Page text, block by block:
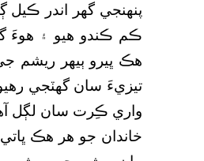
پنهنجي گھر اندر ڪيل
هڪ ڀيرو ٻيهر ريشم
تيزيءَ سان گھٽجي
واري ڪِرت سان لڳل